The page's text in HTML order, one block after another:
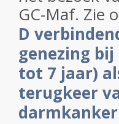
GC-Maf. Zie
D
genezing
tot 7 jaar)
terugkeer
darmkanker